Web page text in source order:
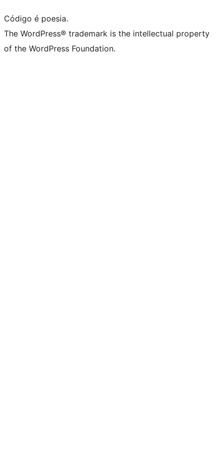
Código é poesia.
The WordPress® trademark is the intellectual property
of the WordPress Foundation.